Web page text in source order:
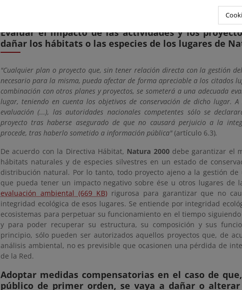
Evaluar el impacto de las actividades y los
dañar los hábitats o las especies de los lugares de
"Cualquier plan o proyecto que, sin tener relación directa con la gestión
necesario para la misma, pueda afectar de forma apreciable a los citados
combinación con otros planes y proyectos, se someterá a una adecuada
lugar, teniendo en cuenta los objetivos de conservación de dicho lugar.
evaluación (...), las autoridades nacionales competentes sólo se
proyecto tras haberse asegurado de que no causará perjuicio a la
procede, tras haberlo sometido a información pública"(artículo 6.3).
De acuerdo con la Directiva Hábitat, Natura 2000debe garantizar el
hábitats naturales y de especies silvestres en un estado de
distribución natural. Por lo tanto, todo proyecto ajeno a la gestión
que pueda tener un impacto negativo sobre ése u otros lugares de
evaluación ambiental (669 KB)rigurosa para garantizar que no
integridad ecológica de esos lugares. Se entiende por integridad
ecosistemas para perpetuar su funcionamiento en el tiempo
y para poder recuperar su estructura, su composición y sus
principio, sólo pueden ser autorizados aquellos proyectos que, de
análisis ambiental, no es previsible que ocasionen una pérdida de
de la Red.
Adoptar medidas compensatorias en el caso de
público de primer orden, se vaya a dañar o